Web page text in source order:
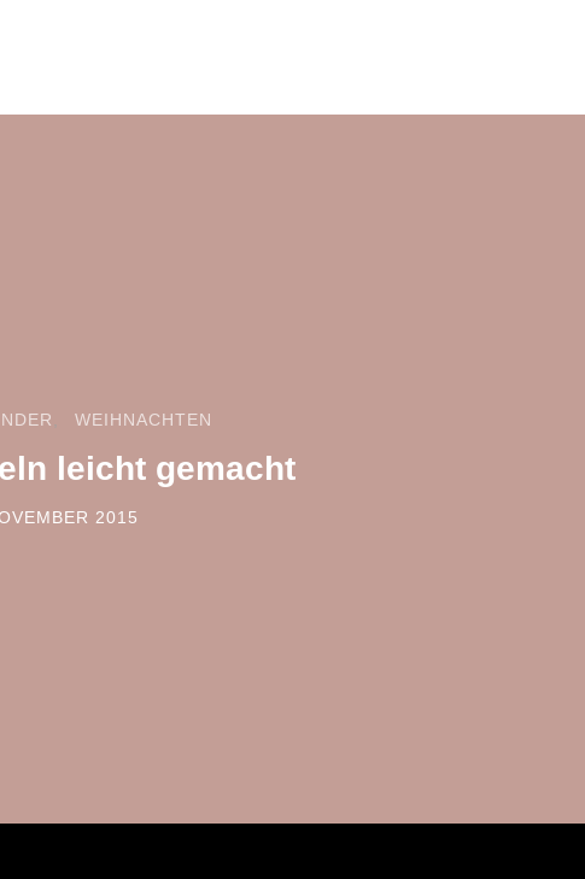
WEIHNACHTEN
leicht gemacht
ON
2015